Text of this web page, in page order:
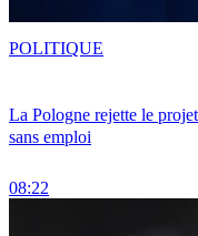
La Pologne rejette le
sans emploi
08:22
POLITIQUE